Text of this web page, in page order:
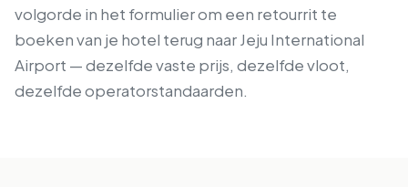
volgorde in het formulier om een retourrit te
boeken van je hotel terug naar Jeju International
Airport — dezelfde vaste prijs, dezelfde vloot,
dezelfde operatorstandaarden.